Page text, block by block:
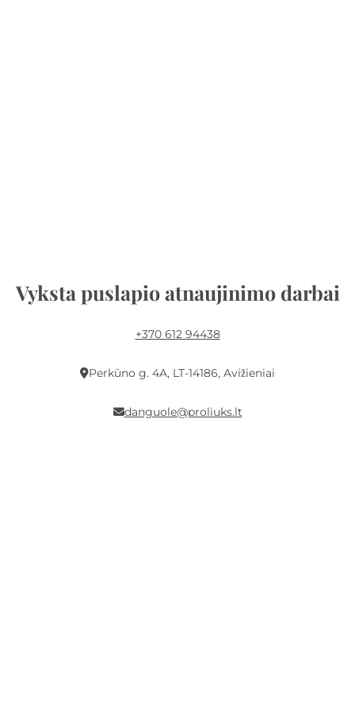
Vyksta puslapio atnaujinimo darbai
+370 612 94438
Perkūno g. 4A, LT-14186, Avižieniai
danguole@proliuks.lt